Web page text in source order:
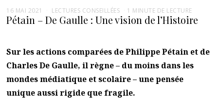
16 MAI 2021 LECTURES CONSEILLÉES 1 MINUTE DE LECTURE
Pétain – De Gaulle : Une vision de l’Histoire
Sur les actions comparées de Philippe Pétain et de
Charles De Gaulle, il règne – du moins dans les
mondes médiatique et scolaire – une pensée
unique aussi rigide que fragile.